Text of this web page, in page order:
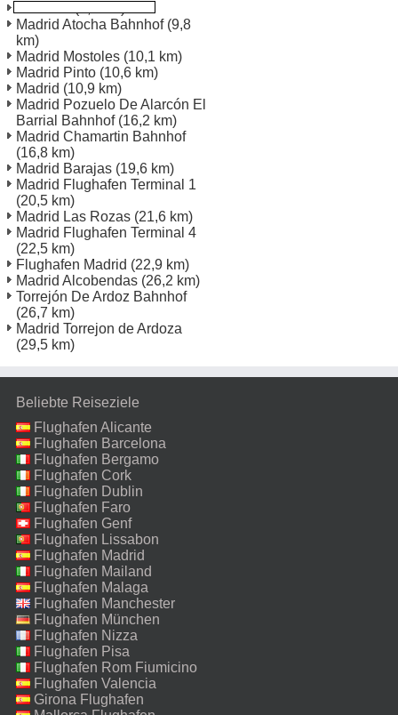
Cordoba(9,1 km)
Madrid Atocha Bahnhof(9,8
km)
Madrid Mostoles (10,1 km)
Madrid Pinto (10,6 km)
Madrid (10,9 km)
Madrid Pozuelo De Alarcón El
Barrial Bahnhof(16,2 km)
Madrid Chamartin Bahnhof
(16,8 km)
Madrid Barajas (19,6 km)
Madrid Flughafen Terminal 1
(20,5 km)
Madrid Las Rozas (21,6 km)
Madrid Flughafen Terminal 4
(22,5 km)
Flughafen Madrid (22,9 km)
Madrid Alcobendas (26,2 km)
Torrejón De Ardoz Bahnhof
(26,7 km)
Madrid Torrejon de Ardoza
(29,5 km)
Beliebte Reiseziele
Flughafen Alicante
Flughafen Barcelona
Flughafen Bergamo
Flughafen Cork
Flughafen Dublin
Flughafen Faro
Flughafen Genf
Flughafen Lissabon
Flughafen Madrid
Flughafen Mailand
Malpensa
Flughafen Malaga
Flughafen Manchester
Flughafen München
Flughafen Nizza
Flughafen Pisa
Flughafen Rom Fiumicino
Flughafen Valencia
Girona Flughafen